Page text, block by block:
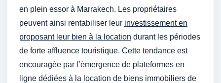
en plein essor à Marrakech. Les propriétaires
peuvent ainsi rentabiliser leur investissement en
proposant leur bien à la location durant les périodes
de forte affluence touristique. Cette tendance est
encouragée par l’émergence de plateformes en
ligne dédiées à la location de biens immobiliers de